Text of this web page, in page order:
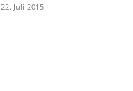
22. Juli 2015